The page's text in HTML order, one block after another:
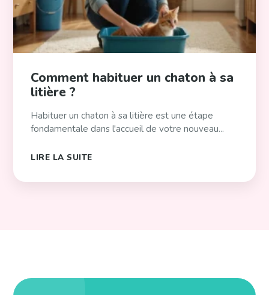
Comment habituer un chaton à sa
litière ?
Habituer un chaton à sa litière est une étape
fondamentale dans l'accueil de votre nouveau...
LIRE LA SUITE